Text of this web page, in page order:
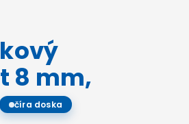
8 mm,
číra doska